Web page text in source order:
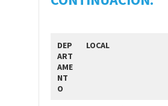
DEP
ART
AME
NT
O
LOCAL